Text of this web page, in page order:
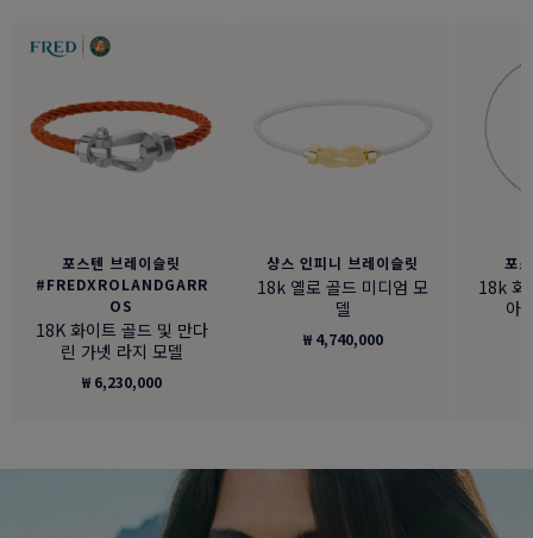
포스텐 브레이슬릿
#FREDXROLANDGARR
OS
18K 화이트 골드 및 만다
린 가넷 라지 모델
₩ 6,230,000
샹스 인피니 브레이슬릿
18k 옐로 골드 미디엄 모
델
₩ 4,740,000
포
18k 화
아